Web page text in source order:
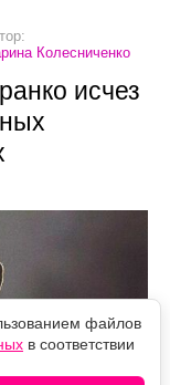
Колесниченко
исчез
файлов
в соответствии